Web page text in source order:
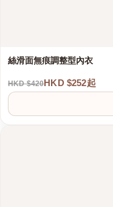
絲滑面無痕調整型內衣
HKD $420HKD $252起